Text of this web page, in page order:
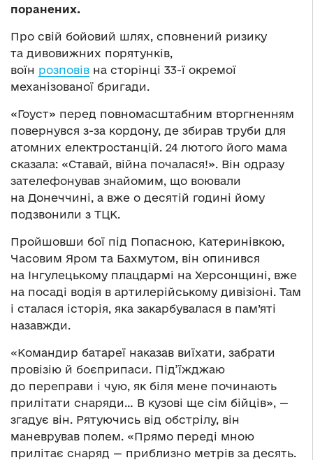
поранених.
Про свій бойовий шлях, сповнений ризику
та дивовижних порятунків,
воїн розповів на сторінці 33-ї окремої
механізованої бригади.
«Гоуст» перед повномасштабним вторгненням
повернувся з-за кордону, де збирав труби для
атомних електростанцій. 24 лютого його мама
сказала: «Ставай, війна почалася!». Він одразу
зателефонував знайомим, що воювали
на Донеччині, а вже о десятій годині йому
подзвонили з ТЦК.
Пройшовши бої під Попасною, Катеринівкою,
Часовим Яром та Бахмутом, він опинився
на Інгулецькому плацдармі на Херсонщині, вже
на посаді водія в артилерійському дивізіоні. Там
і сталася історія, яка закарбувалася в пам’яті
назавжди.
«Командир батареї наказав виїхати, забрати
провізію й боєприпаси. Під’їжджаю
до переправи і чую, як біля мене починають
прилітати снаряди… В кузові ще сім бійців», —
згадує він. Рятуючись від обстрілу, він
маневрував полем. «Прямо переді мною
прилітає снаряд — приблизно метрів за десять.